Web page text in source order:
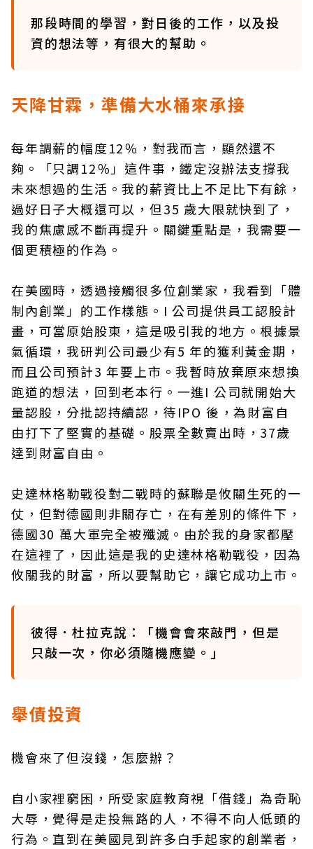
那段時間的學習，對日後的工作，以及投
資的想法等，有很大的幫助。
天降甘霖，準備大水桶來承接
每年調薪的幅度12％，對我而言，顯然還不
夠。「只調12％」這件事，鐵定沒辦法支撐我
未來想過的生活。我的薪資比上不足比下有餘，
過好日子大概還可以，但35 歲大限就快到了，
我的焦慮感不斷再提升。關鍵重點是，我需要一
個更積極的作為。
在美國時，透過接觸很多位創業家，我看到「體
制內創業」的工作樣態。I 公司提供員工認股計
畫，可當原始股東，這是吸引我的地方。根據景
氣循環，我研判公司最少有5 年的獲利黃金期，
而且公司預計3 年要上市。我暫時放棄原來想換
跑道的想法，回到老本行。一進I 公司就開始大
量認股，分批認持續認，待IPO 後，為財富自
由打下了堅實的基礎。股票全數賣出時，37歲
達到財富自由。
史達林格勒戰役對二戰時的蘇聯是攸關生死的一
仗，但對德國則非關存亡，在有差別的條件下，
德國30 萬大軍完全被殲滅。由於我的身家都壓
在這裡了，因此這是我的史達林格勒戰役，因為
攸關我的財富，所以要幫助它，讓它成功上市。
彼得．杜拉克說：「機會會來敲門，但是
只敲一次，你必須隨機應變。」
舉債投資
機會來了但沒錢，怎麼辦？
自小家裡窮困，所受家庭教育視「借錢」為奇恥
大辱，覺得是走投無路的人，不得不向人低頭的
行為。直到在美國見到許多白手起家的創業者，